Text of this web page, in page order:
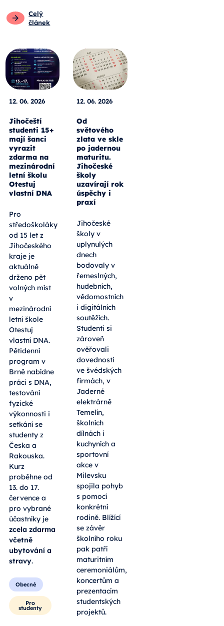
Celý
článek
12. 06. 2026
Jihočeští
studenti 15+
mají šanci
vyrazit
zdarma na
mezinárodní
letní školu
Otestuj
vlastní DNA
Pro
středoškoláky
od 15 let z
Jihočeského
kraje je
aktuálně
drženo pět
volných míst
v
mezinárodní
letní škole
Otestuj
vlastní DNA.
Pětidenní
program v
Brně nabídne
práci s DNA,
testování
fyzické
výkonnosti i
setkání se
studenty z
Česka a
Rakouska.
Kurz
proběhne od
13. do 17.
července a
pro vybrané
účastníky je
zcela zdarma
včetně
ubytování a
stravy.
Obecné
Pro
studenty
12. 06. 2026
Od
světového
zlata ve skle
po jadernou
maturitu.
Jihočeské
školy
uzavírají rok
úspěchy i
praxí
Jihočeské
školy v
uplynulých
dnech
bodovaly v
řemeslných,
hudebních,
vědomostních
i digitálních
soutěžích.
Studenti si
zároveň
ověřovali
dovednosti
ve švédských
firmách, v
Jaderné
elektrárně
Temelín,
školních
dílnách i
kuchyních a
sportovní
akce v
Milevsku
spojila pohyb
s pomocí
konkrétní
rodině. Blížící
se závěr
školního roku
pak patří
maturitním
ceremoniálům,
koncertům a
prezentacím
studentských
projektů.